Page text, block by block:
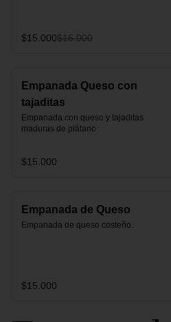
$15.000$16.000
Empanada Queso con
tajaditas
Empanada con queso y tajaditas
maduras de plátano.
$15.000
Empanada de Queso
Empanada de queso costeño.
$15.000